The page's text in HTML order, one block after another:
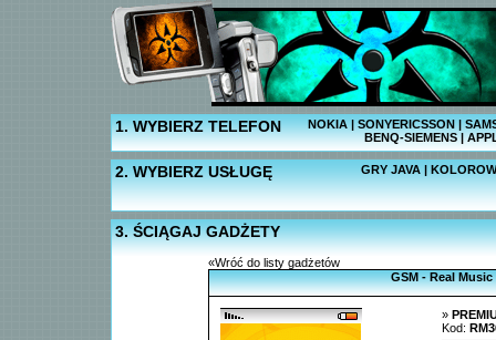
1. WYBIERZ TELEFON NOKIA|SONYERICSSON|
BENQ-SIEMENS|
2. WYBIERZ USŁUGĘ GRY JAVA |
3. ŚCIĄGAJ GADŻETY
«Wróć do listy gadżetów
GSM - Real Music
»
Kod: